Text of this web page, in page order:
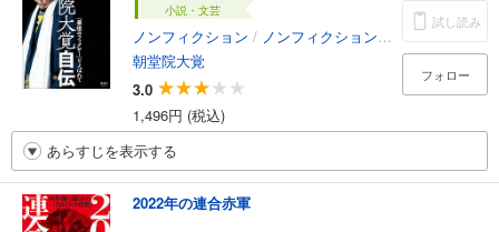
小説・文芸
ノンフィクション / ノンフィクション・ドキュメンタリー
朝堂院大覚
3.0
1,496円 (税込)
試し読み
フォロー
あらすじを表示する
2022年の連合赤軍